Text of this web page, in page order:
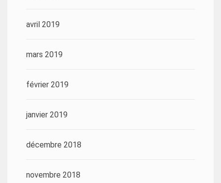
avril 2019
mars 2019
février 2019
janvier 2019
décembre 2018
novembre 2018